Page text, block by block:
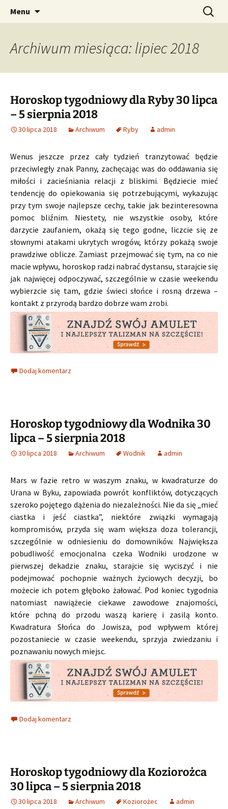
CzaroMarowy horoskop
dzienny, miesięczny i
tygodniowy
Profesjonalne przepowiednie astrologiczne
Menu Szukaj:
Archiwum miesiąca: lipiec 2018
Horoskop tygodniowy dla Ryby 30 lipca
– 5 sierpnia 2018
30 lipca 2018 Archiwum Ryby admin
Wenus jeszcze przez cały tydzień tranzytować będzie
przeciwległy znak Panny, zachęcając was do oddawania się
miłości i zacieśniania relacji z bliskimi. Będziecie mieć
tendencję do opiekowania się potrzebującymi, wykazując
przy tym swoje najlepsze cechy, takie jak bezinteresowna
pomoc bliźnim. Niestety, nie wszystkie osoby, które
darzycie zaufaniem, okażą się tego godne, liczcie się ze
słownymi atakami ukrytych wrogów, którzy pokażą swoje
prawdziwe oblicze. Zamiast przejmować się tym, na co nie
macie wpływu, horoskop radzi nabrać dystansu, starajcie się
jak najwięcej odpoczywać, szczególnie w czasie weekendu
wybierzcie się tam, gdzie świeci słońce i rosną drzewa –
kontakt z przyrodą bardzo dobrze wam zrobi.
Dodaj komentarz
Horoskop tygodniowy dla Wodnika 30
lipca – 5 sierpnia 2018
30 lipca 2018 Archiwum Wodnik admin
Mars w fazie retro w waszym znaku, w kwadraturze do
Urana w Byku, zapowiada powrót konfliktów, dotyczących
szeroko pojętego dążenia do niezależności. Nie da się „mieć
ciastka i jeść ciastka”, niektóre związki wymagają
kompromisów, przyda się wam większa doza tolerancji,
szczególnie w odniesieniu do domowników. Największa
pobudliwość emocjonalna czeka Wodniki urodzone w
pierwszej dekadzie znaku, starajcie się wyciszyć i nie
podejmować pochopnie ważnych życiowych decyzji, bo
możecie ich potem głęboko żałować. Pod koniec tygodnia
natomiast nawiążecie ciekawe zawodowe znajomości,
które pchną do przodu waszą karierę i zasilą konto.
Kwadratura Słońca do Jowisza, pod wpływem której
pozostaniecie w czasie weekendu, sprzyja zwiedzaniu i
poznawaniu nowych miejsc.
Dodaj komentarz
Horoskop tygodniowy dla Koziorożca
30 lipca – 5 sierpnia 2018
30 lipca 2018 Archiwum Koziorożec admin